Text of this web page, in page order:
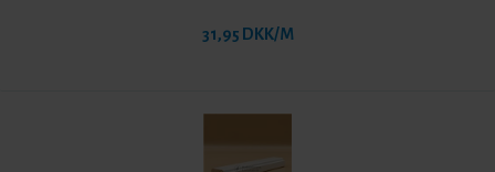
31,95 DKK/M